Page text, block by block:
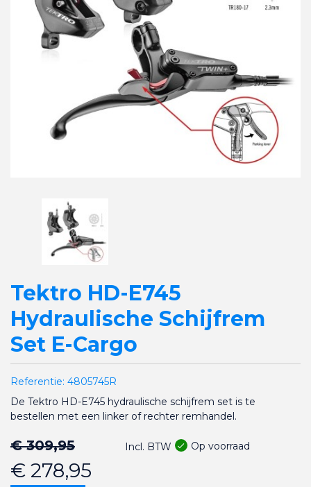
Tektro HD-E745
Hydraulische Schijfrem
Set E-Cargo
Referentie: 4805745R
De Tektro HD-E745 hydraulische schijfrem set is te
bestellen met een linker of rechter remhandel.
€ 309,95
€ 278,95
Incl. BTW Op voorraad